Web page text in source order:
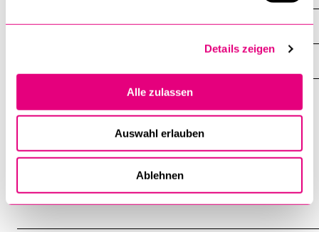
Details zeigen
Alle zulassen
Auswahl erlauben
Ablehnen
Weiterführende Informationen